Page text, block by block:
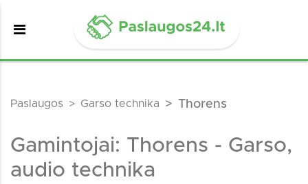
Paslaugos Garso technika Thorens
Gamintojai: Thorens - Garso,
audio technika